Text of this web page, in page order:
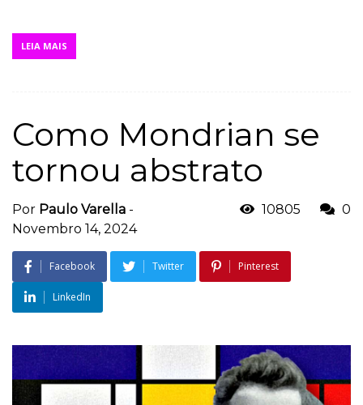
LEIA MAIS
Como Mondrian se
tornou abstrato
Por Paulo Varella -
Novembro 14, 2024
10805 0
Facebook Twitter Pinterest
LinkedIn